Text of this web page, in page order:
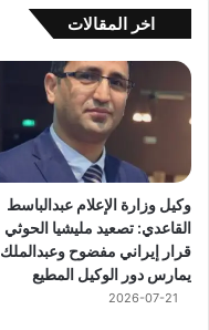
اخر المقالات
وكيل وزارة الإعلام عبدالباسط
القاعدي: تصعيد مليشيا الحوثي
قرار إيراني مفضوح وعبدالملك
يمارس دور الوكيل المطيع
2026-07-21